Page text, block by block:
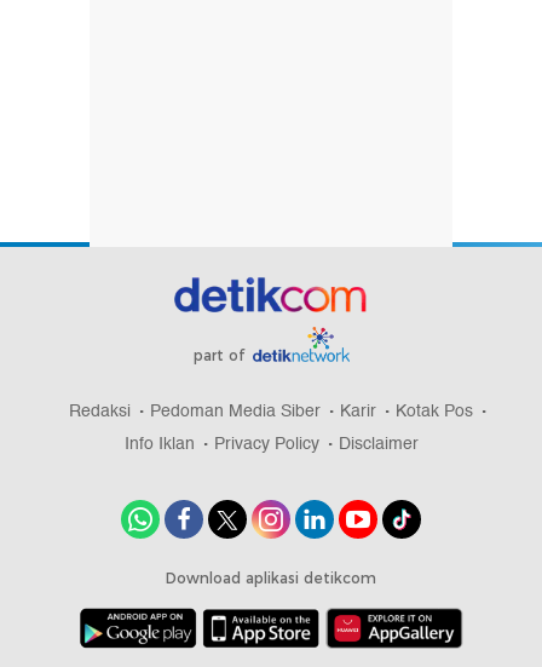
part of
Redaksi Pedoman Media Siber Karir
Kotak Pos
Info Iklan
Privacy Policy Disclaimer
Download aplikasi detikcom